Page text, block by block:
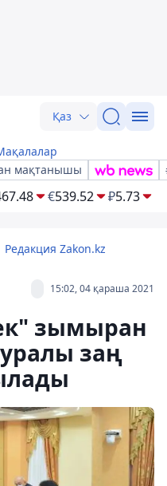
Қаз
мақтанышы
€539.52 ₽5.73
Редакция Zakon.kz
15:02, 04 қараша 2021
зымыран
заң